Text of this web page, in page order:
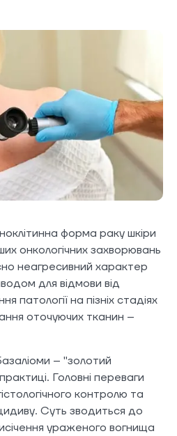
форма раку шкіри
онкологічних захворювань
неагресивний характер
для відмови від
патології на пізніх стадіях
оточуючих тканин –
– "золотий
Головні переваги
контролю та
Суть зводиться до
ураженого вогнища